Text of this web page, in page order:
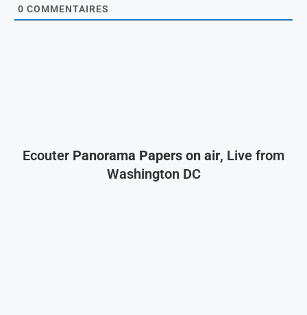
0 COMMENTAIRES
Ecouter Panorama Papers on air, Live from
Washington DC